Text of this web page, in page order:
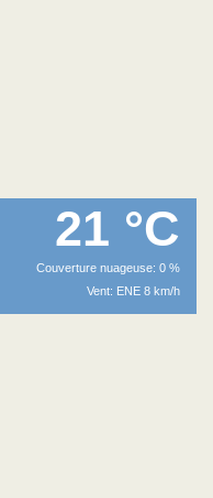
21 °C
Couverture nuageuse: 0 %
Vent: ENE 8 km/h